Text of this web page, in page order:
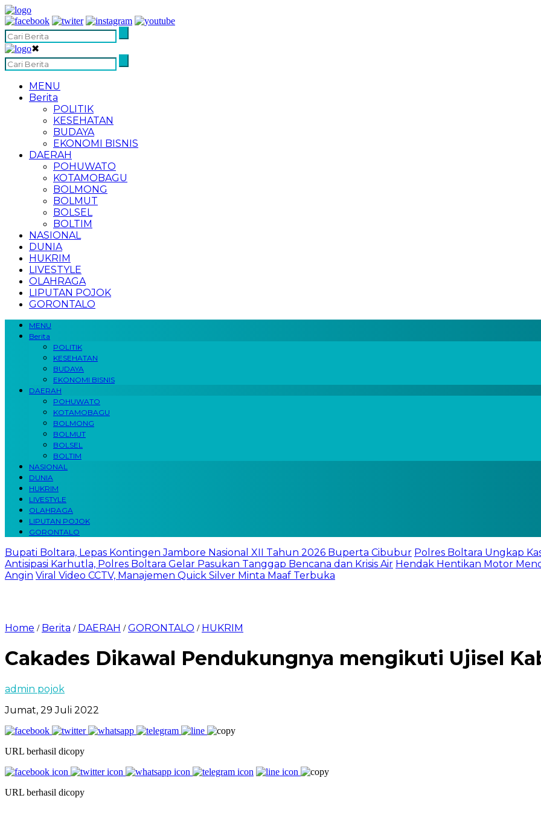
✖
MENU
Berita
POLITIK
KESEHATAN
BUDAYA
EKONOMI BISNIS
DAERAH
POHUWATO
KOTAMOBAGU
BOLMONG
BOLMUT
BOLSEL
BOLTIM
NASIONAL
DUNIA
HUKRIM
LIVESTYLE
OLAHRAGA
LIPUTAN POJOK
GORONTALO
MENU
Berita
POLITIK
KESEHATAN
BUDAYA
EKONOMI BISNIS
DAERAH
POHUWATO
KOTAMOBAGU
BOLMONG
BOLMUT
BOLSEL
BOLTIM
NASIONAL
DUNIA
HUKRIM
LIVESTYLE
OLAHRAGA
LIPUTAN POJOK
GORONTALO
Bupati Boltara, Lepas Kontingen Jambore Nasional XII Tahun 2026 Buperta Cibubur Polres Boltara Ungkap
Antisipasi Karhutla, Polres Boltara Gelar Pasukan Tanggap Bencana dan Krisis Air Hendak Hentikan Motor
Angin Viral Video CCTV, Manajemen Quick Silver Minta Maaf Terbuka
Home / Berita / DAERAH /GORONTALO / HUKRIM
Cakades Dikawal Pendukungnya mengikuti Ujisel
admin pojok
Jumat, 29 Juli 2022
URL berhasil dicopy
URL berhasil dicopy